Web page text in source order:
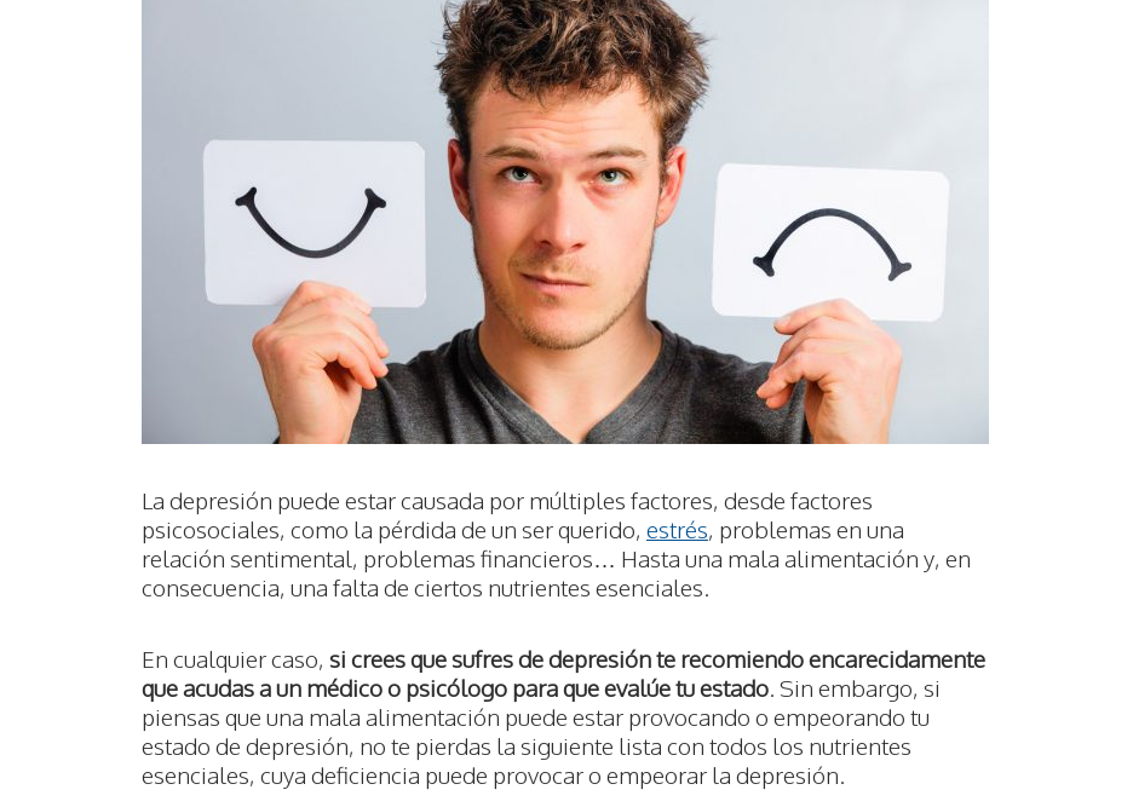
La depresión puede estar causada por múltiples factores, desde factores
psicosociales, como la pérdida de un ser querido, estrés, problemas en una
relación sentimental, problemas financieros… Hasta una mala alimentación y, en
consecuencia, una falta de ciertos nutrientes esenciales.
En cualquier caso, si crees que sufres de depresión te recomiendo encarecidamente
que acudas a un médico o psicólogo para que evalúe tu estado . Sin embargo, si
piensas que una mala alimentación puede estar provocando o empeorando tu
estado de depresión, no te pierdas la siguiente lista con todos los nutrientes
esenciales, cuya deficiencia puede provocar o empeorar la depresión.